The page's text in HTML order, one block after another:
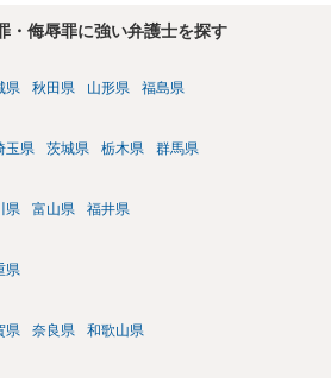
・侮辱罪に強い弁護士を探す
県 秋田県 山形県 福島県
玉県 茨城県 栃木県 群馬県
県 富山県 福井県
県
県 奈良県 和歌山県